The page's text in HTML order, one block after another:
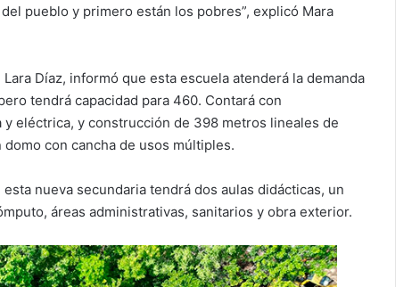
pueblo y primero están los pobres”, explicó Mara
Díaz, informó que esta escuela atenderá la demanda
tendrá capacidad para 460. Contará con
eléctrica, y construcción de 398 metros lineales de
con cancha de usos múltiples.
nueva secundaria tendrá dos aulas didácticas, un
áreas administrativas, sanitarios y obra exterior.